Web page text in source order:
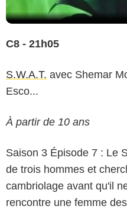
C8 - 21h05
S.W.A.T. avec Shemar
Esco...
À partir de 10 ans
Saison 3 Épisode 7 : Le
de trois hommes et
cambriolage avant qu'il
rencontre une femme